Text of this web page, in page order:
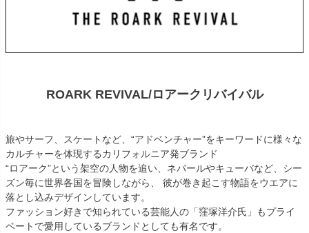
ROARK REVIVAL/ロアークリバイバル
旅やサーフ、スケートなど、“アドベンチャー”をキーワードに様々な
カルチャーを体現するカリフォルニア発ブランド
“ロアーク”という架空の人物を追い、ネパールやキューバなど、シー
ズン毎に世界各国を冒険しながら、 彼が巻き起こす物語をウエアに
落とし込みデザインしています。
ファッション好きで知られている芸能人の「窪塚洋介氏」もプライ
ベートで愛用しているブランドとしても有名です。